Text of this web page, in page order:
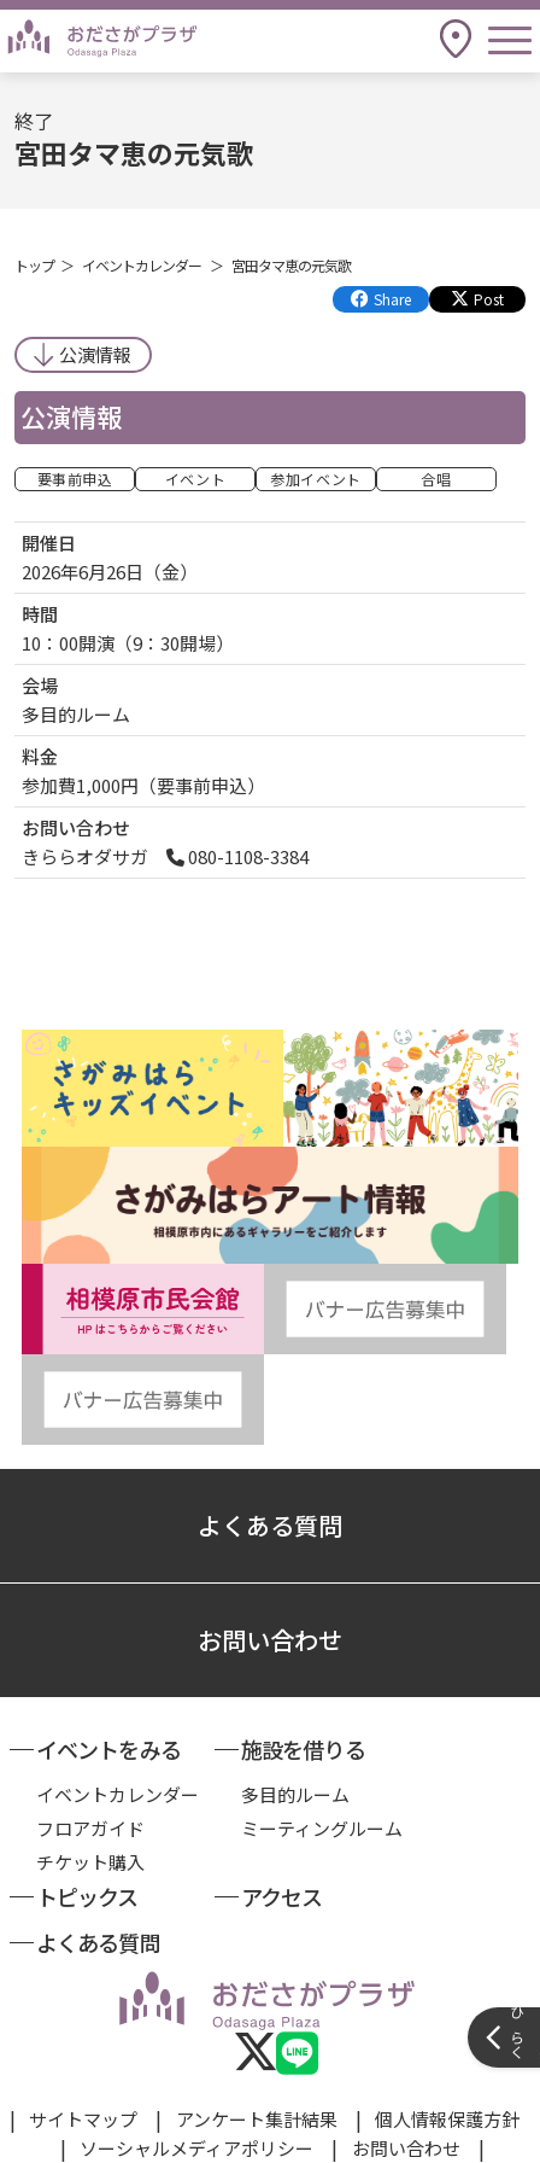
アクセス
終了
宮田タマ恵の元気歌
トップ イベントカレンダー
宮田タマ恵の元気歌
Share
Post
公演情報
公演情報
要事前申込 イベント 参加イベント 合唱
開催日
2026年6月26日（金
曜日
）
時間
10：00開演（9：30開場）
会場
多目的ルーム
料金
参加費1,000円（要事前申込）
お問い合わせ
きららオダサガ
080-1108-3384
よくある質問
お問い合わせ
サイドメ
イベントをみる
イベントカレンダー
フロアガイド
チケット購入
施設を借りる
多目的ルーム
ミーティングルーム
トピックス
アクセス
よくある質問
サイトマップ アンケート集計結果
個人情報保護方針
ソーシャルメディアポリシー
お問い合わせ